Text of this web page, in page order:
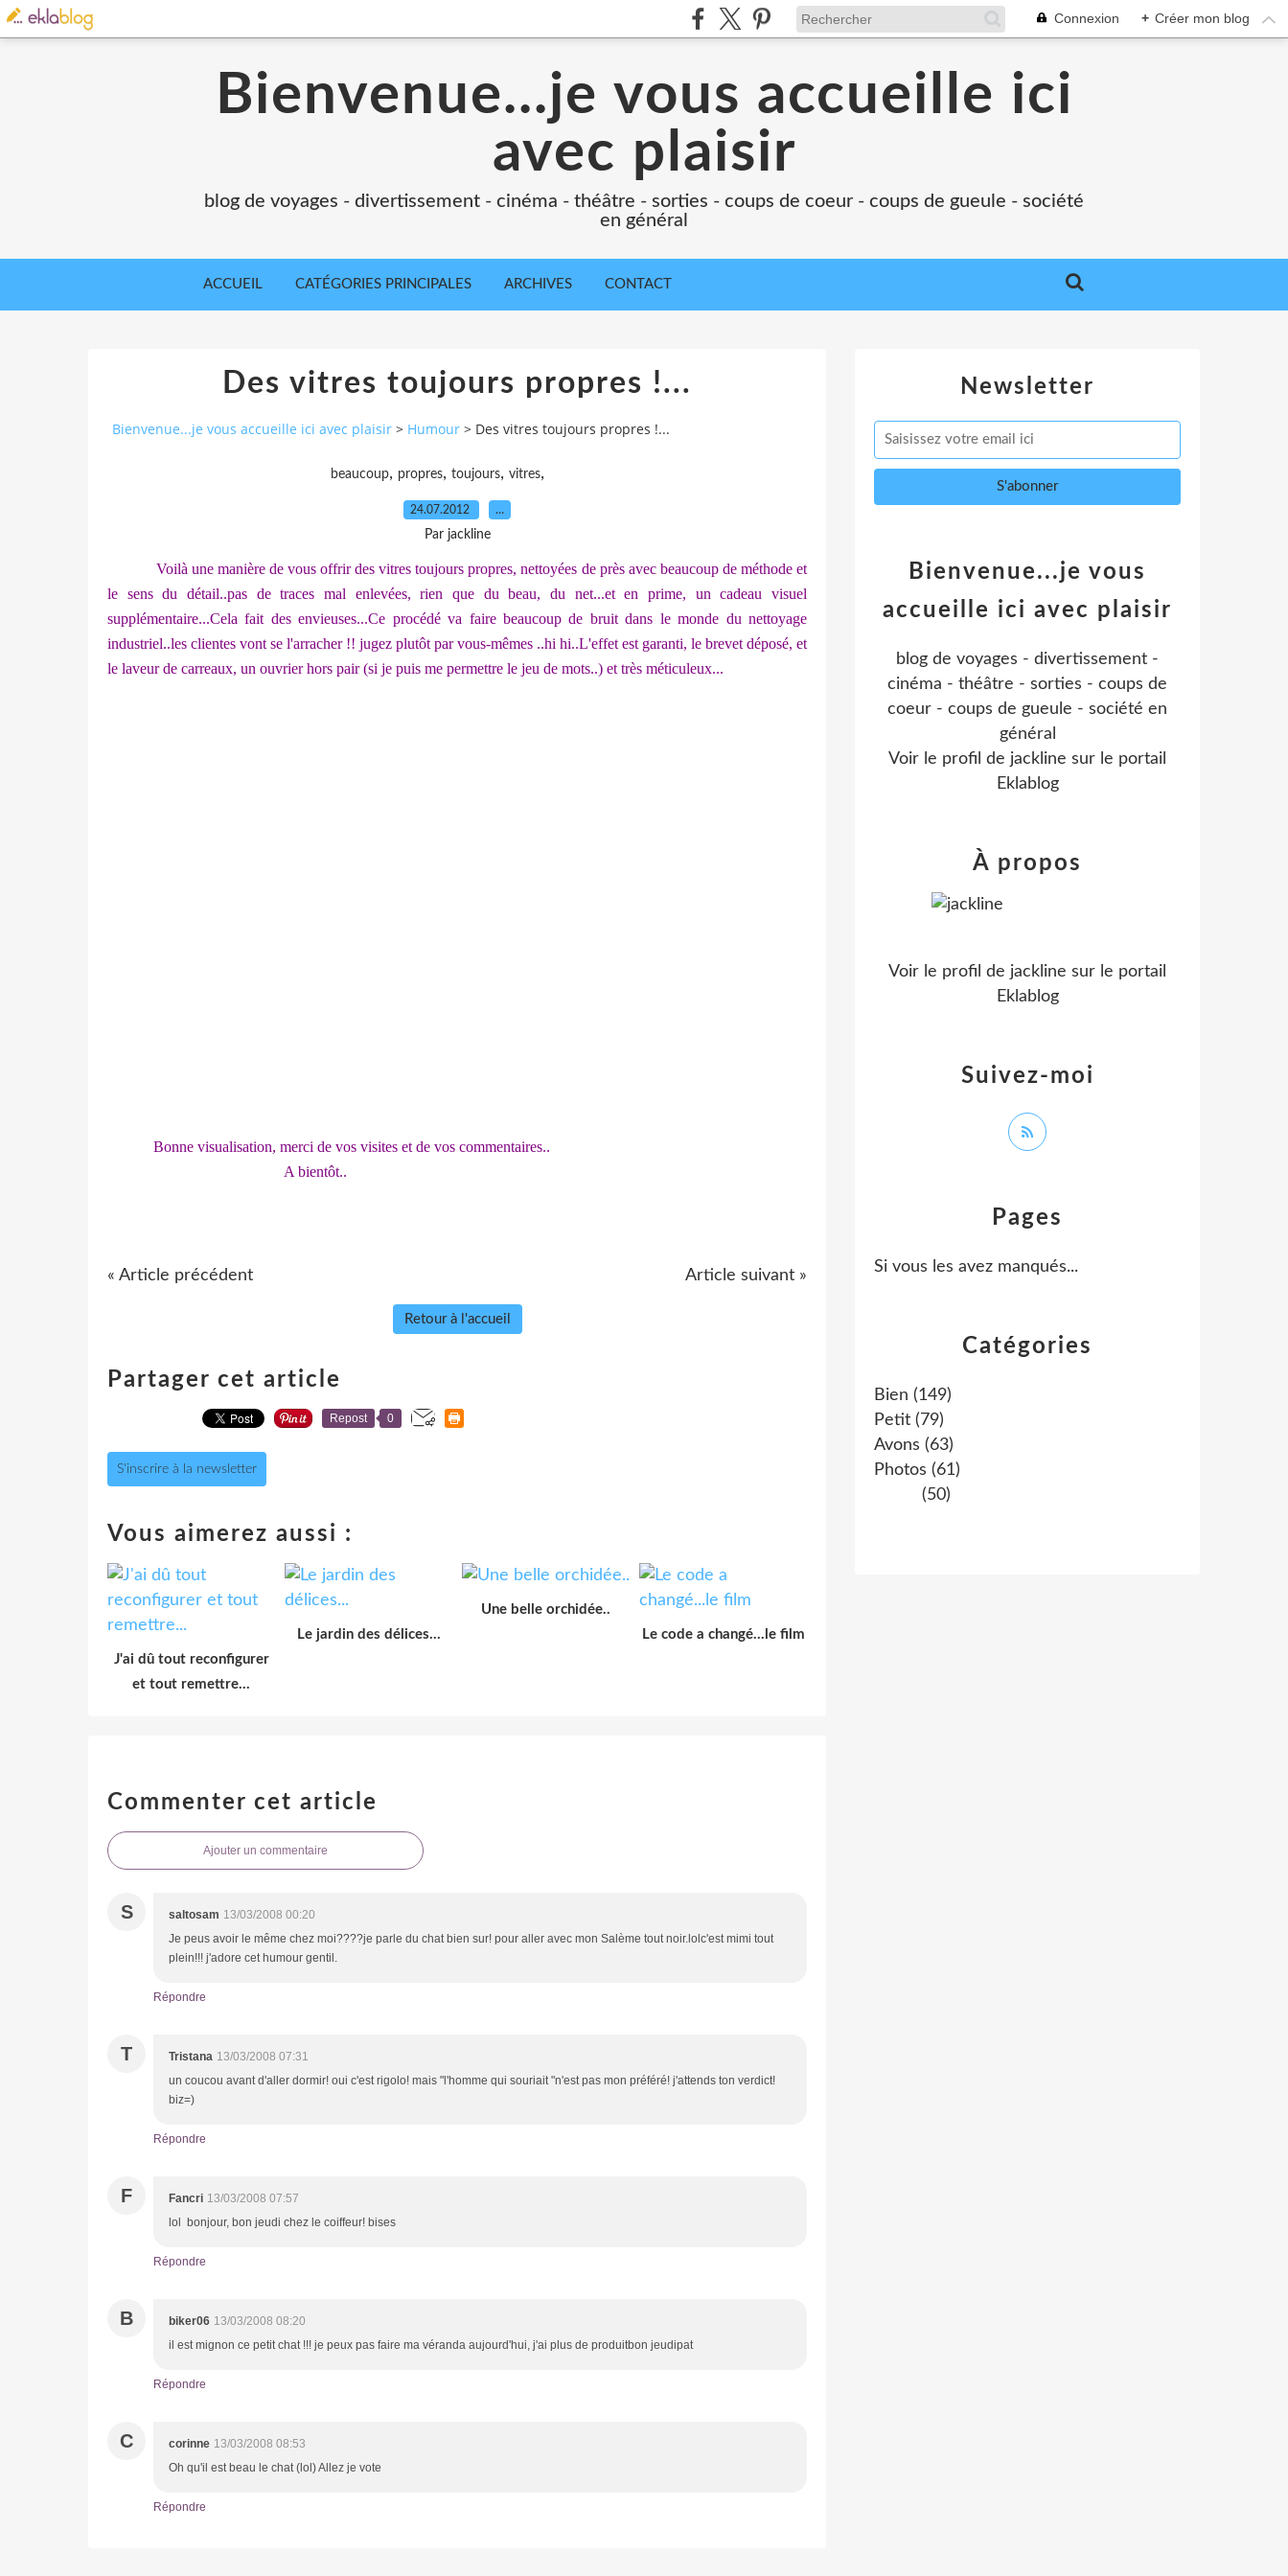
Connexion + Créer mon blog
Bienvenue...je vous accueille ici
avec plaisir
blog de voyages - divertissement - cinéma - théâtre - sorties - coups de coeur - coups de gueule - société
en général
ACCUEIL CATÉGORIES PRINCIPALES ARCHIVES CONTACT
Des vitres toujours propres !...
Bienvenue...je vous accueille ici avec plaisir > Humour > Des vitres toujours propres !...
beaucoup, propres, toujours, vitres,
24.07.2012 …
Par jackline
Voilà une manière de vous offrir des vitres toujours propres, nettoyées de près avec beaucoup de méthode et
le sens du détail..pas de traces mal enlevées, rien que du beau, du net...et en prime, un cadeau visuel
supplémentaire...Cela fait des envieuses...Ce procédé va faire beaucoup de bruit dans le monde du nettoyage
industriel..les clientes vont se l'arracher !! jugez plutôt par vous-mêmes ..hi hi..L'effet est garanti, le brevet déposé, et
le laveur de carreaux, un ouvrier hors pair (si je puis me permettre le jeu de mots..) et très méticuleux...
Bonne visualisation, merci de vos visites et de vos commentaires..
A bientôt..
« Article précédent Article suivant »
Retour à l'accueil
Partager cet article
Repost 0
S'inscrire à la newsletter
Vous aimerez aussi :
J'ai dû tout reconfigurer
et tout remettre...
Le jardin des délices...
Une belle orchidée..
Le code a changé...le film
Commenter cet article
Ajouter un commentaire
S saltosam 13/03/2008 00:20
Je peus avoir le même chez moi????je parle du chat bien sur! pour aller avec mon Salème tout noir.lolc'est mimi tout
plein!!! j'adore cet humour gentil.
Répondre
T Tristana 13/03/2008 07:31
un coucou avant d'aller dormir! oui c'est rigolo! mais "l'homme qui souriait "n'est pas mon préféré! j'attends ton verdict!
biz=)
Répondre
F Fancri 13/03/2008 07:57
lol bonjour, bon jeudi chez le coiffeur! bises
Répondre
B biker06 13/03/2008 08:20
il est mignon ce petit chat !!! je peux pas faire ma véranda aujourd'hui, j'ai plus de produitbon jeudipat
Répondre
C corinne 13/03/2008 08:53
Oh qu'il est beau le chat (lol) Allez je vote
Répondre
Newsletter
Catégories
Bien (149)
Petit (79)
Avons (63)
Photos (61)
(50)
Pages
Si vous les avez manqués...
Bienvenue...je vous
accueille ici avec plaisir
blog de voyages - divertissement -
cinéma - théâtre - sorties - coups de
coeur - coups de gueule - société en
général
Voir le profil de jackline sur le portail
Eklablog
Suivez-moi
À propos
Voir le profil de jackline sur le portail
Eklablog